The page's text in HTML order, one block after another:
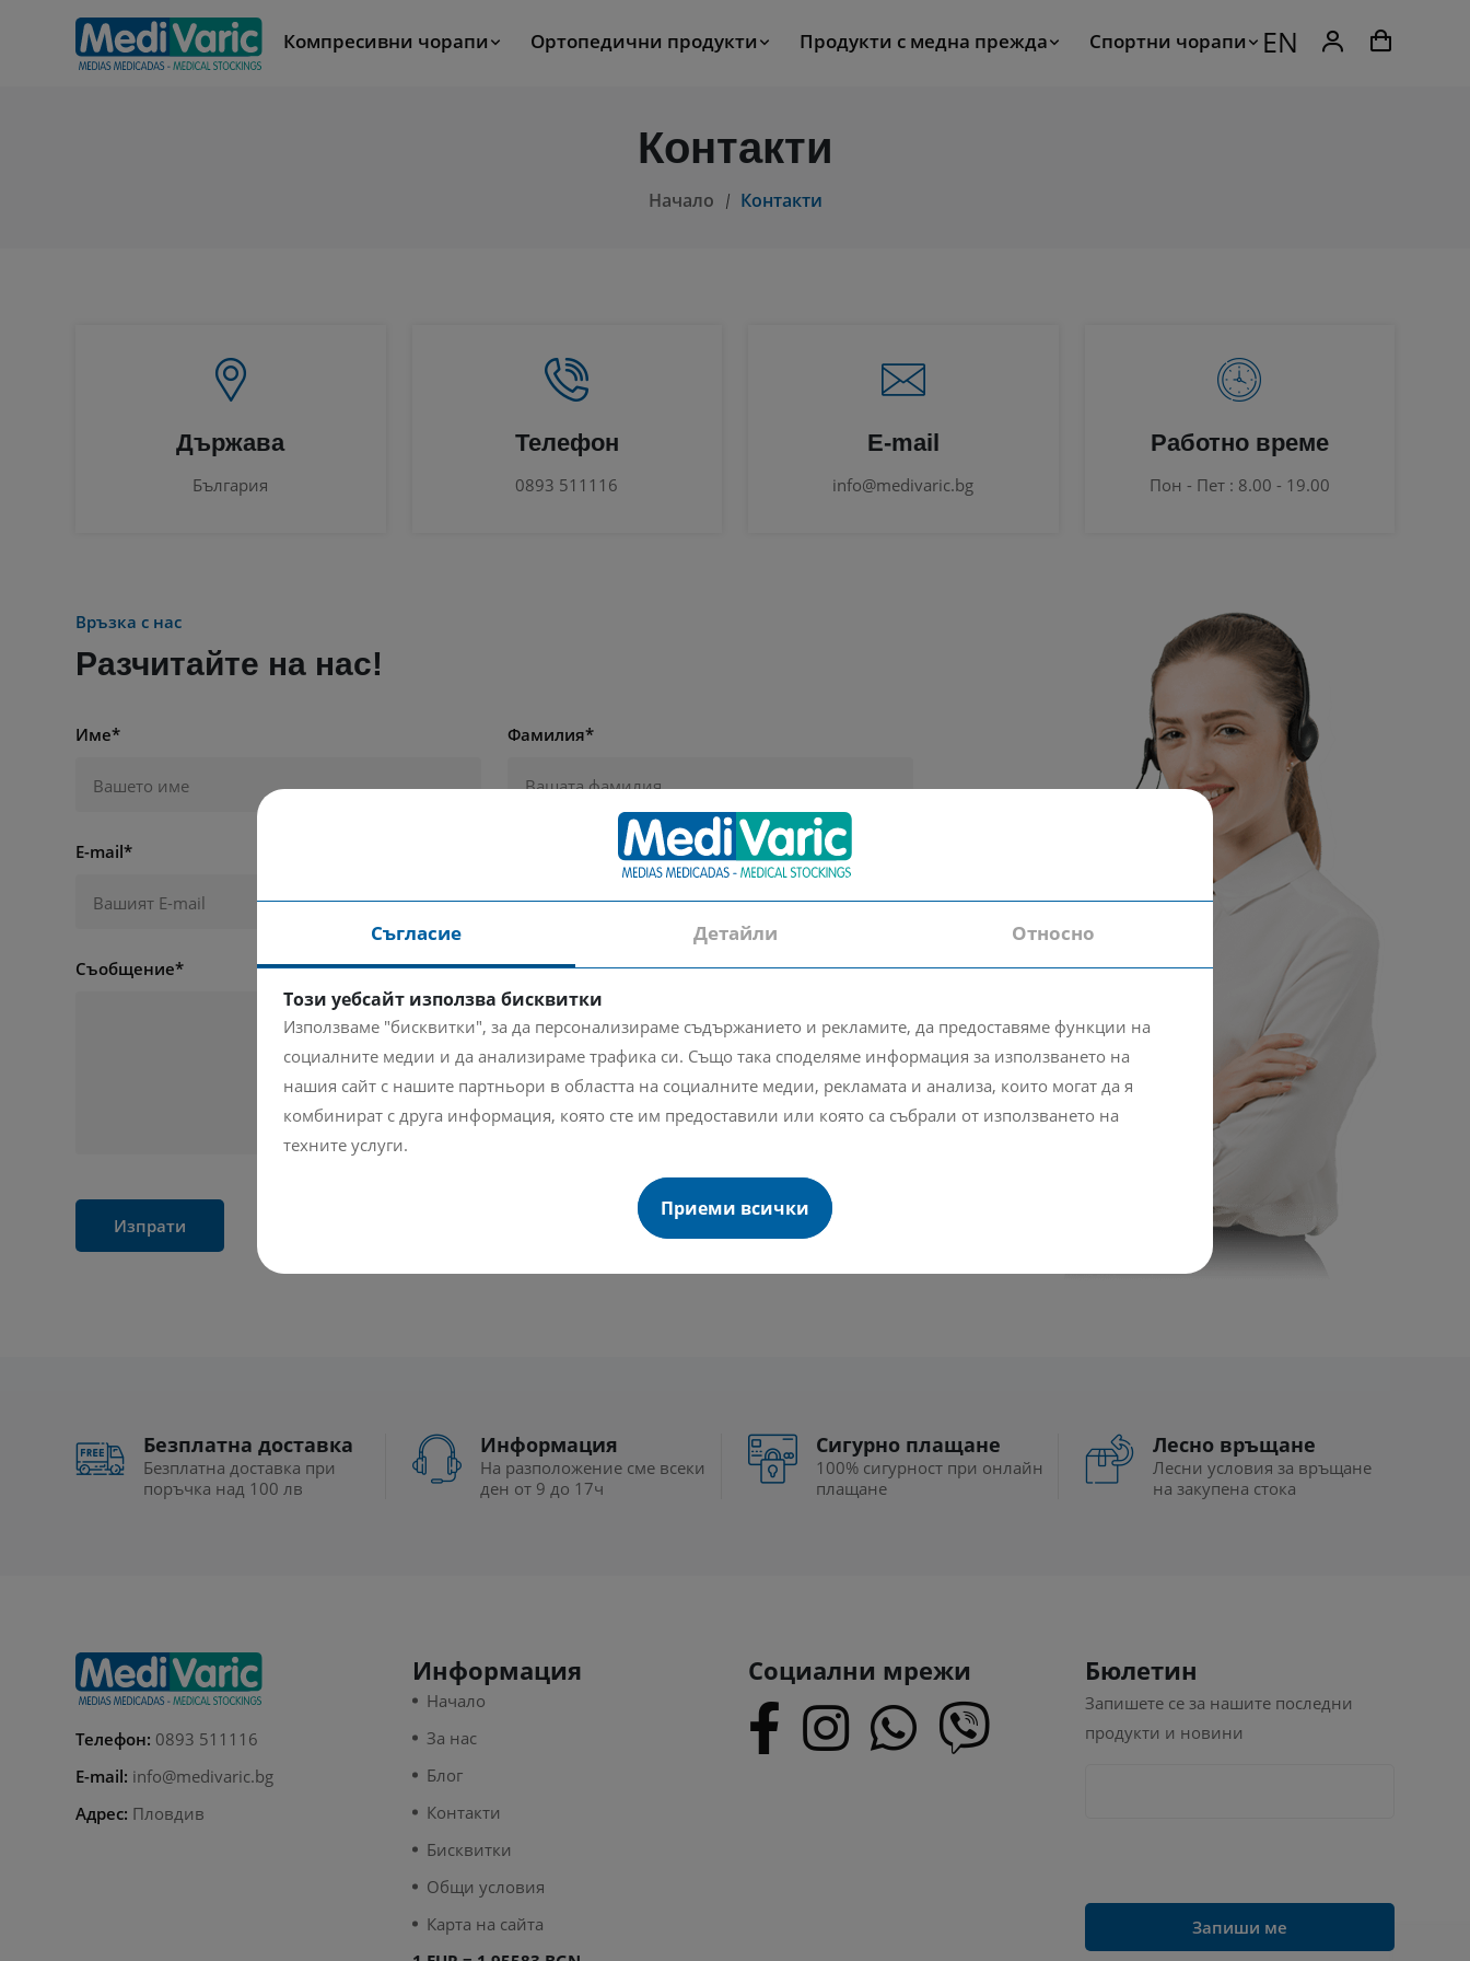
Компресивни чорапи Ортопедични продукти Продукти с медна прежда Спортни чорапи EN
Контакти
Начало Контакти
Държава
България
Телефон
0893 511116
E-mail
info@medivaric.bg
Работно време
Пон - Пет : 8.00 - 19.00
Връзка с нас
Разчитайте на нас!
Име* Фамилия*
E-mail*
Съобщение*
Изпрати
Безплатна доставка
Безплатна доставка при
поръчка над 100 лв
Информация
На разположение сме всеки
ден от 9 до 17ч
Сигурно плащане
100% сигурност при онлайн
плащане
Лесно връщане
Лесни условия за връщане
на закупена стока
Телефон: 0893 511116
E-mail: info@medivaric.bg
Адрес: Пловдив
Информация
Начало
За нас
Блог
Контакти
Бисквитки
Общи условия
Карта на сайта
Социални мрежи Бюлетин
Запишете се за нашите последни
продукти и новини
Запиши ме
Съгласие Детайли Относно
Този уебсайт използва бисквитки
Използваме "бисквитки", за да персонализираме съдържанието и рекламите, да предоставяме функции на
социалните медии и да анализираме трафика си. Също така споделяме информация за използването на
нашия сайт с нашите партньори в областта на социалните медии, рекламата и анализа, които могат да я
комбинират с друга информация, която сте им предоставили или която са събрали от използването на
техните услуги.
Приеми всички